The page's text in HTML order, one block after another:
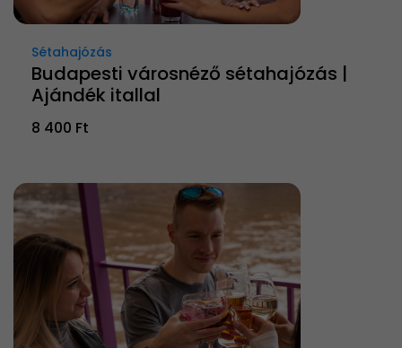
Sétahajózás
Budapesti városnéző sétahajózás |
Ajándék itallal
8 400 Ft